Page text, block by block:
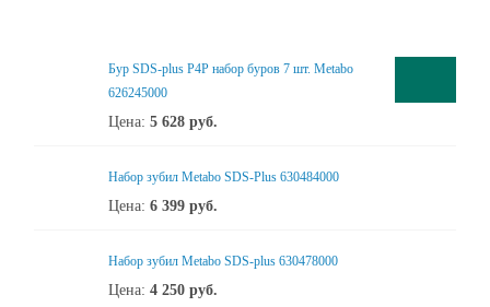
Бур SDS-plus P4P набор буров 7 шт. Metabo
626245000
Цена: 5 628 руб.
Набор зубил Metabo SDS-Plus 630484000
Цена: 6 399 руб.
Набор зубил Metabo SDS-plus 630478000
Цена: 4 250 руб.